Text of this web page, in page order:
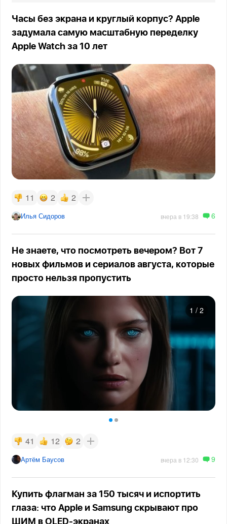
Часы без экрана и круглый корпус? Apple
задумала самую масштабную переделку
Apple Watch за 10 лет
11 2 2
Илья Сидоров вчера в 19:38 6
Не знаете, что посмотреть вечером? Вот 7
новых фильмов и сериалов августа, которые
просто нельзя пропустить
1 / 2
41 12 2
Артём Баусов вчера в 12:30 9
Купить флагман за 150 тысяч и испортить
глаза: что Apple и Samsung скрывают про
ШИМ в OLED-экранах